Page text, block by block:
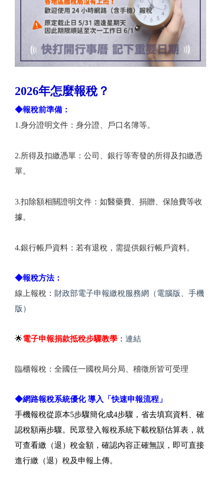
2026年怎麼報稅？
◆報稅前準備：
1.身分證明文件：身分證、戶口名簿等。
2.所得及扣繳憑單：公司、銀行等寄發的所得及扣繳憑
單。
3.扣除額相關證明文件：如醫藥費、捐贈、保險費等收
據。
4.銀行帳戶資料：若有退稅，需提供銀行帳戶資料。
◆報稅方法：
線上報稅： 財政部電子申報繳稅服務網（電腦版、手機
版）
🌟電子申報捐款抵稅步驟教學 ： 連結
臨櫃報稅：全國任一國稅局分局、稽徵所皆可受理
◆網路報稅系統優化 導入「快速申報流程」
手機報稅從原本5步驟簡化成4步驟，省去填寫資料、確
認稅額兩步驟。民眾登入報稅系統下載稅額估算表，就
可查看繳（退）稅金額，確認內容正確無誤，即可直接
進行繳（退）稅及申報上傳。